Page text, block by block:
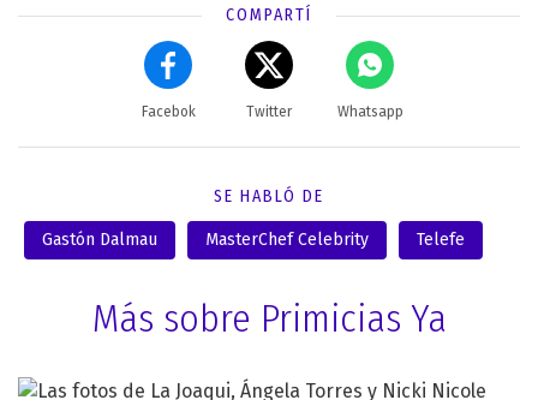
COMPARTÍ
Facebok Twitter Whatsapp
SE HABLÓ DE
Gastón Dalmau MasterChef Celebrity Telefe
Más sobre Primicias Ya